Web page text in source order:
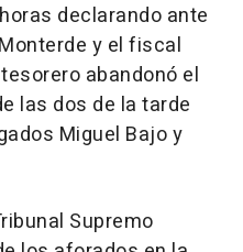
declarando ante
y el fiscal
abandonó el
las dos de la tarde
Miguel Bajo y
Supremo